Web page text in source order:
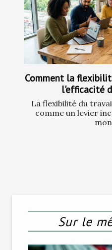
Comment la
l'efficacité
La flexibilité du
comme un levier
Sur le